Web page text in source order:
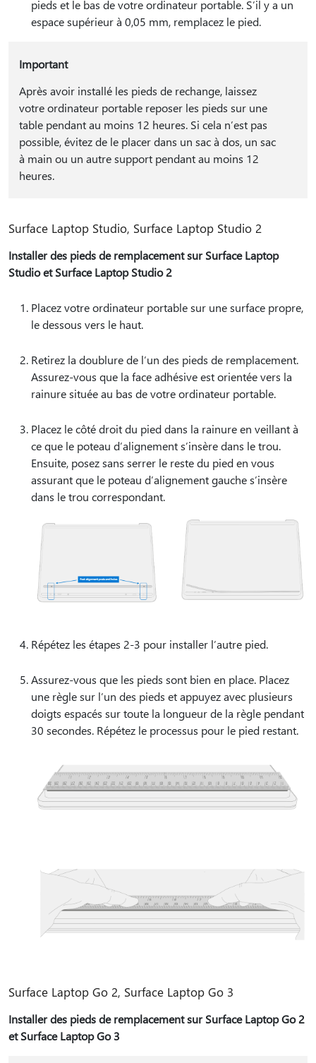
pieds et le bas de votre ordinateur portable. S’il y a un
espace supérieur à 0,05 mm, remplacez le pied.
Important
Après avoir installé les pieds de rechange, laissez
votre ordinateur portable reposer les pieds sur une
table pendant au moins 12 heures. Si cela n’est pas
possible, évitez de le placer dans un sac à dos, un sac
à main ou un autre support pendant au moins 12
heures.
Surface Laptop Studio, Surface Laptop Studio 2
Installer des pieds de remplacement sur Surface Laptop
Studio et Surface Laptop Studio 2
Placez votre ordinateur portable sur une surface propre,
le dessous vers le haut.
Retirez la doublure de l’un des pieds de remplacement.
Assurez-vous que la face adhésive est orientée vers la
rainure située au bas de votre ordinateur portable.
Placez le côté droit du pied dans la rainure en veillant à
ce que le poteau d’alignement s’insère dans le trou.
Ensuite, posez sans serrer le reste du pied en vous
assurant que le poteau d’alignement gauche s’insère
dans le trou correspondant.
Répétez les étapes 2-3 pour installer l’autre pied.
Assurez-vous que les pieds sont bien en place. Placez
une règle sur l’un des pieds et appuyez avec plusieurs
doigts espacés sur toute la longueur de la règle pendant
30 secondes. Répétez le processus pour le pied restant.
Surface Laptop Go 2, Surface Laptop Go 3
Installer des pieds de remplacement sur Surface Laptop Go 2
et Surface Laptop Go 3